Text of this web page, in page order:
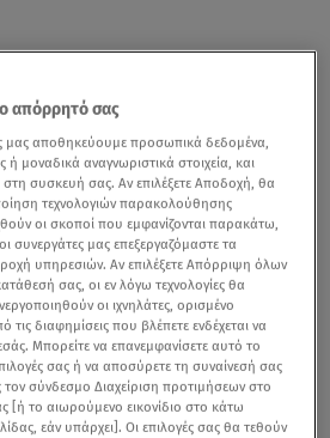
απόρρητό σας
μας αποθηκεύουμε προσωπικά δεδομένα,
μοναδικά αναγνωριστικά στοιχεία, και
συσκευή σας. Αν επιλέξετε Αποδοχή, θα
τεχνολογιών παρακολούθησης
οι σκοποί που εμφανίζονται παρακάτω,
συνεργάτες μας επεξεργαζόμαστε τα
υπηρεσιών. Αν επιλέξετε Απόρριψη όλων
σας, οι εν λόγω τεχνολογίες θα
οι ιχνηλάτες, ορισμένο
τις διαφημίσεις που βλέπετε ενδέχεται να
Μπορείτε να επανεμφανίσετε αυτό το
σας ή να αποσύρετε τη συναίνεσή σας
σύνδεσμο Διαχείριση προτιμήσεων στο
[ή το αιωρούμενο εικονίδιο στο κάτω
εάν υπάρχει]. Οι επιλογές σας θα τεθούν